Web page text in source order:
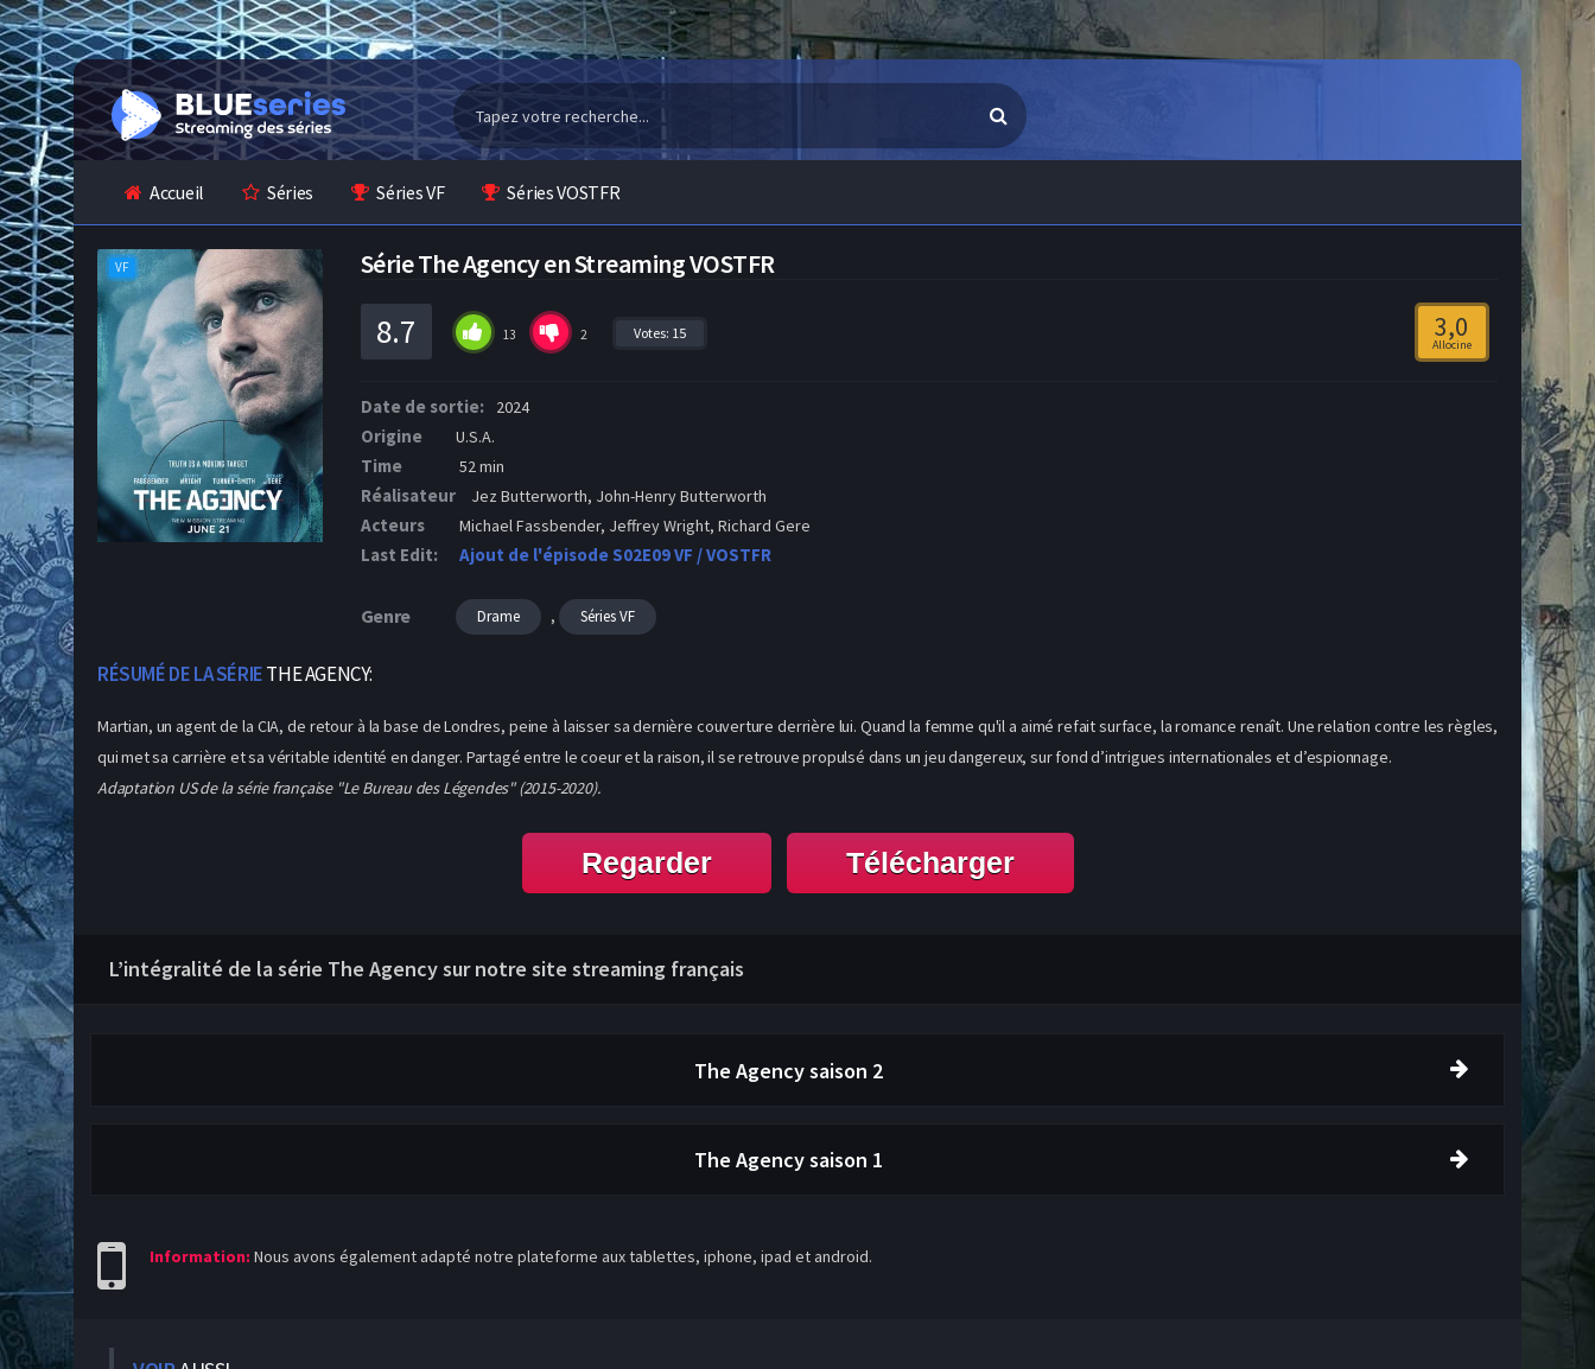
Accueil Séries Séries VF Séries VOSTFR
VF Série The Agency en Streaming VOSTFR
8.7 13 2 Votes: 15 3,0
Allocine
Date de sortie: 2024
Origine U.S.A.
Time 52 min
Réalisateur Jez Butterworth, John-Henry Butterworth
Acteurs Michael Fassbender, Jeffrey Wright, Richard Gere
Last Edit: Ajout de l'épisode S02E09 VF / VOSTFR
Genre Drame , Séries VF
RÉSUMÉ DE LA SÉRIETHE AGENCY:
Martian, un agent de la CIA, de retour à la base de Londres, peine à laisser sa dernière couverture derrière lui. Quand la femme qu'il a aimé refait surface, la romance renaît. Une relation contre les règles,
qui met sa carrière et sa véritable identité en danger. Partagé entre le coeur et la raison, il se retrouve propulsé dans un jeu dangereux, sur fond d’intrigues internationales et d’espionnage.
Adaptation US de la série française "Le Bureau des Légendes" (2015-2020).
Regarder Télécharger
L’intégralité de la série The Agency sur notre site streaming français
The Agencysaison 2
The Agencysaison 1
Information: Nous avons également adapté notre plateforme aux tablettes, iphone, ipad et android.